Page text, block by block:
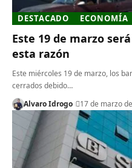
DESTACADO ECONOMÍA
Este 19 de marzo
esta razón
Este miércoles 19 de marzo, los
cerrados debido…
Alvaro Idrogo
17 de marzo